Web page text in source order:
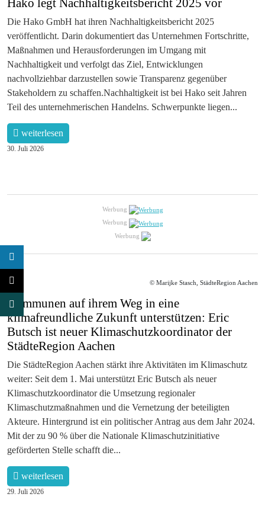
Die Hako GmbH hat ihren Nachhaltigkeitsbericht 2025
veröffentlicht. Darin dokumentiert das Unternehmen Fortschritte,
Maßnahmen und Herausforderungen im Umgang mit
Nachhaltigkeit und verfolgt das Ziel, Entwicklungen
nachvollziehbar darzustellen sowie Transparenz gegenüber
Stakeholdern zu schaffen.Nachhaltigkeit ist bei Hako seit Jahren
Teil des unternehmerischen Handelns. Schwerpunkte liegen...
weiterlesen
30. Juli 2026
Werbung
Werbung
Werbung
© Marijke Stasch, StädteRegion Aachen
Kommunen auf ihrem Weg in eine
klimafreundliche Zukunft unterstützen: Eric
Butsch ist neuer Klimaschutzkoordinator der
StädteRegion Aachen
Die StädteRegion Aachen stärkt ihre Aktivitäten im Klimaschutz
weiter: Seit dem 1. Mai unterstützt Eric Butsch als neuer
Klimaschutzkoordinator die Umsetzung regionaler
Klimaschutzmaßnahmen und die Vernetzung der beteiligten
Akteure. Hintergrund ist ein politischer Antrag aus dem Jahr 2024.
Mit der zu 90 % über die Nationale Klimaschutzinitiative
geförderten Stelle schafft die...
weiterlesen
29. Juli 2026